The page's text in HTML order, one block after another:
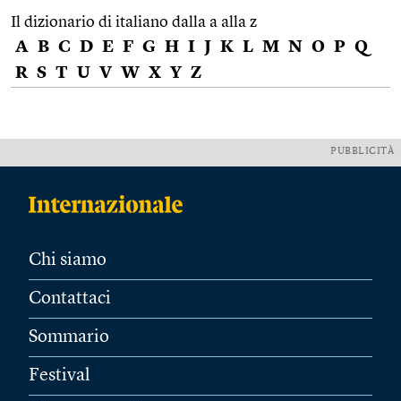
Il dizionario di italiano dalla a alla z
A B C D E F G H I J K L M N O P Q
R S T U V W X Y Z
PUBBLICITÀ
Chi siamo
Contattaci
Sommario
Festival